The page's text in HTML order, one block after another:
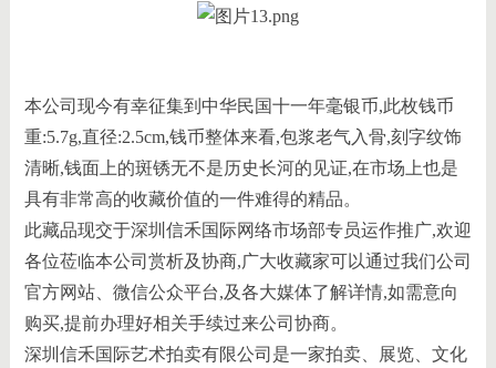
本公司现今有幸征集到中华民国十一年毫银币,此枚钱币
重:5.7g,直径:2.5cm,钱币整体来看,包浆老气入骨,刻字纹饰
清晰,钱面上的斑锈无不是历史长河的见证,在市场上也是
具有非常高的收藏价值的一件难得的精品。
此藏品现交于深圳信禾国际网络市场部专员运作推广,欢迎
各位莅临本公司赏析及协商,广大收藏家可以通过我们公司
官方网站、微信公众平台,及各大媒体了解详情,如需意向
购买,提前办理好相关手续过来公司协商。
深圳信禾国际艺术拍卖有限公司是一家拍卖、展览、文化